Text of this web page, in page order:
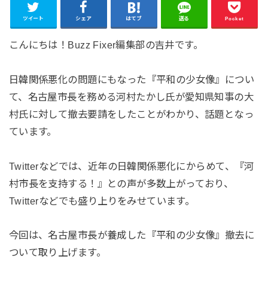
ツイート シェア はてブ 送る Pocket
こんにちは！Buzz Fixer編集部の吉井です。
日韓関係悪化の問題にもなった『平和の少女像』につい
て、名古屋市長を務める河村たかし氏が愛知県知事の大
村氏に対して撤去要請をしたことがわかり、話題となっ
ています。
Twitterなどでは、近年の日韓関係悪化にからめて、『河
村市長を支持する！』との声が多数上がっており、
Twitterなどでも盛り上りをみせています。
今回は、名古屋市長が養成した『平和の少女像』撤去に
ついて取り上げます。